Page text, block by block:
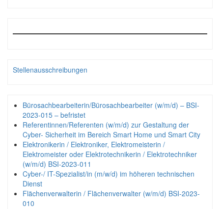
Stellenausschreibungen
Bürosachbearbeiterin/Bürosachbearbeiter (w/m/d) – BSI-
2023-015 – befristet
Referentinnen/Referenten (w/m/d) zur Gestaltung der
Cyber- Sicherheit im Bereich Smart Home und Smart City
Elektronikerin / Elektroniker, Elektromeisterin /
Elektromeister oder Elektrotechnikerin / Elektrotechniker
(w/m/d) BSI-2023-011
Cyber-/ IT-Spezialist/in (m/w/d) im höheren technischen
Dienst
Flächenverwalterin / Flächenverwalter (w/m/d) BSI-2023-
010